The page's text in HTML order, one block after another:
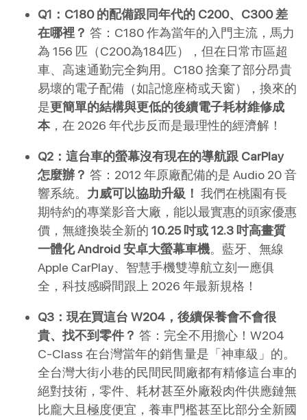
Q1：C180 的配備跟同年代的 C200、C300 差
在哪裡？ 答：C180 作為當年的入門主流，馬力
為 156 匹（C200為184匹），但在日常市區超
車、高速通勤完全夠用。C180 捨棄了部分昂貴
易壞的電子配備（如記憶座椅或天窗），換來的
是更簡單的結構與更低的後續電子耗材維修成
本，在 2026 年代步反而是最理性的經濟解！
Q2：這台車的螢幕沒有現在的導航跟 CarPlay
怎麼辦？ 答：2012 年原廠配備的是 Audio 20 音
響系統。 力威可以協助升級！ 我們在桃園有長
期特約的專業影音大廠，能以最實惠的頭家優惠
價，無縫換裝全新的 10.25 吋或 12.3 吋高畫質
一體化 Android 安卓大螢幕車機。藍牙、無線
Apple CarPlay、智慧手機雙導航立刻一應俱
全，科技感瞬間跟上 2026 年最新規格！
Q3：現在買這台 W204，後續保養會不會很
貴、找不到零件？ 答：完全不用擔心！W204
C-Class 在台灣當年的銷售量是「神車級」的。
全台灣大街小巷的民間民間廠都有精修這台車的
絕對技術，零件、耗材甚至外廠殺肉件供應鏈無
比龐大且極度便宜，養車門檻甚至比部分全新國